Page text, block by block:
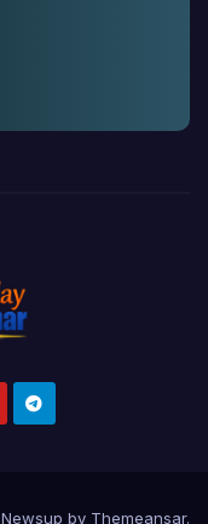
Newsup by Themeansar.